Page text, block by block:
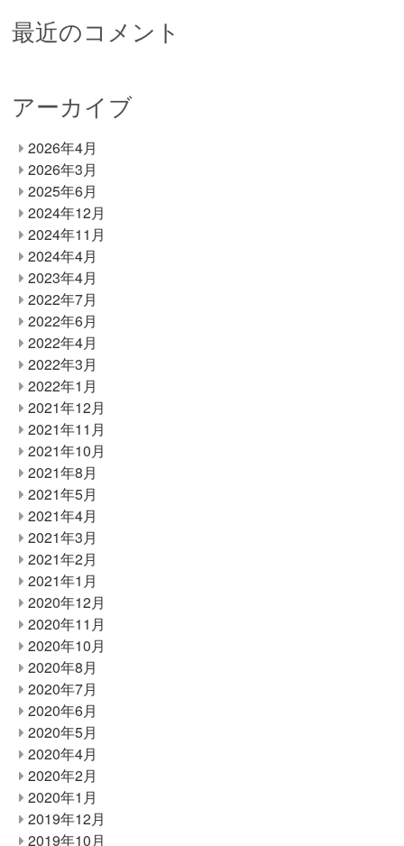
最近のコメント
アーカイブ
2026年4月
2026年3月
2025年6月
2024年12月
2024年11月
2024年4月
2023年4月
2022年7月
2022年6月
2022年4月
2022年3月
2022年1月
2021年12月
2021年11月
2021年10月
2021年8月
2021年5月
2021年4月
2021年3月
2021年2月
2021年1月
2020年12月
2020年11月
2020年10月
2020年8月
2020年7月
2020年6月
2020年5月
2020年4月
2020年2月
2020年1月
2019年12月
2019年10月